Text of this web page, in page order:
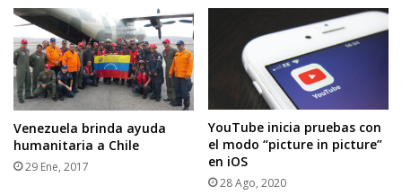
Venezuela brinda ayuda
humanitaria a Chile
29 Ene, 2017
YouTube inicia pruebas con
el modo “picture in picture”
en iOS
28 Ago, 2020